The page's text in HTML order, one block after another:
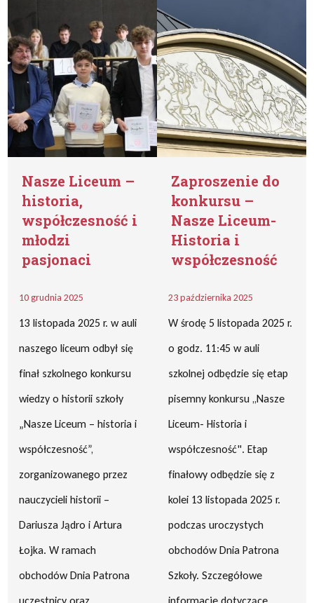
Nasze Liceum –
historia,
współczesność i
młodzi
pasjonaci
10 grudnia 2025
13 listopada 2025 r. w auli
naszego liceum odbył się
finał szkolnego konkursu
wiedzy o historii szkoły
„Nasze Liceum – historia i
współczesność”,
zorganizowanego przez
nauczycieli historii –
Dariusza Jądro i Artura
Łojka. W ramach
obchodów Dnia Patrona
Zaproszenie do
konkursu –
Nasze Liceum-
Historia i
współczesność
23 października 2025
W środę 5 listopada 2025 r.
o godz. 11:45 w auli
szkolnej odbędzie się etap
pisemny konkursu ,,Nasze
Liceum- Historia i
współczesność". Etap
finałowy odbędzie się z
kolei 13 listopada 2025 r.
podczas uroczystych
obchodów Dnia Patrona
Szkoły. Szczegółowe